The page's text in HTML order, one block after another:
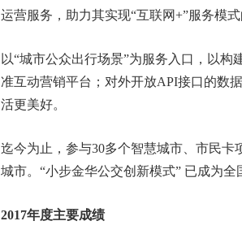
运营服务，助力其实现“互联网+”服务模
以“城市公众出行场景”为服务入口，以
准互动营销平台；对外开放API接口的数
活更美好。
迄今为止，参与30多个智慧城市、市民卡
城市。“小步金华公交创新模式” 已成为
2017年度主要成绩